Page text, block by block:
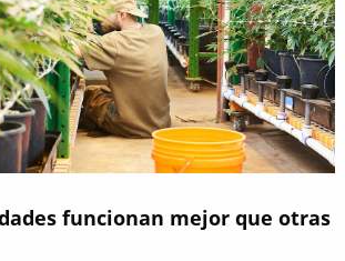
funcionan mejor que otras